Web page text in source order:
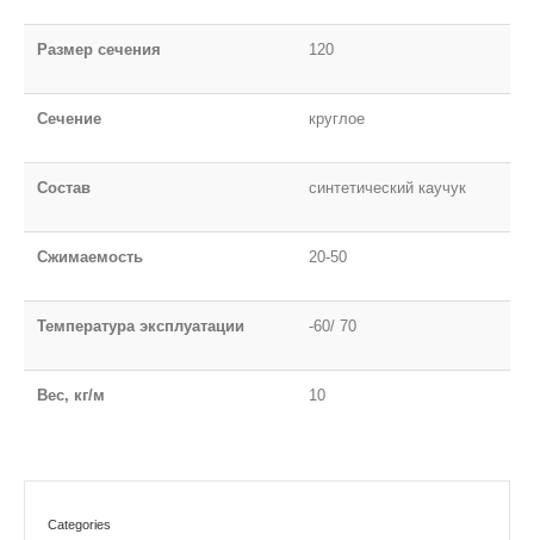
Размер сечения 120
Сечение круглое
Состав синтетический каучук
Сжимаемость 20-50
Температура эксплуатации -60/ 70
Вес, кг/м 10
Categories